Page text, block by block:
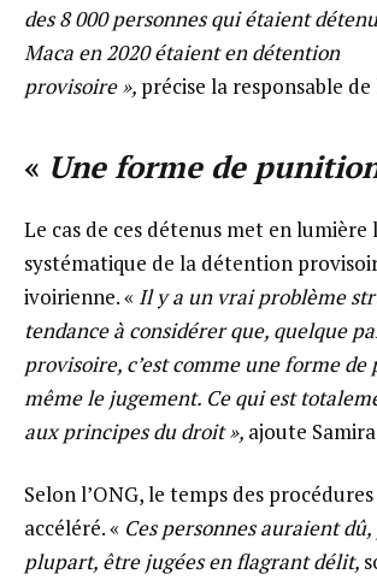
des 8 000 personnes qui étaient
Maca en 2020 étaient en détention
provisoire », précise la responsable de
« Une forme de
Le cas de ces détenus met en lumière
systématique de la détention
ivoirienne. « Il y a un vrai problème
tendance à considérer que, quelque
provisoire, c’est comme une forme
même le jugement. Ce qui est
aux principes du droit », ajoute
Selon l’ONG, le temps des
accéléré. « Ces personnes auraient
plupart, être jugées en flagrant délit,